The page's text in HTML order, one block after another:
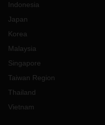
Indonesia
Japan
Korea
Malaysia
Singapore
Taiwan Region
Thailand
Vietnam